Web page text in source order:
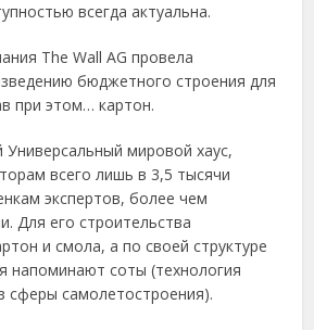
всегда актуальна.
The Wall AG провела
бюджетного строения для
при этом… картон.
Универсальный мировой хаус,
всего лишь в 3,5 тысячи
экспертов, более чем
Для его строительства
и смола, а по своей структуре
напоминают соты (технология
сферы самолетостроения).